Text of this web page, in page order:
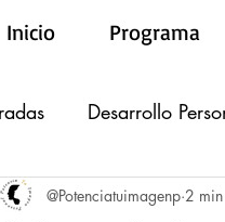
Inicio Programa
Desarrollo
de Imagen Hombre
@Potenciatuimagenp 2